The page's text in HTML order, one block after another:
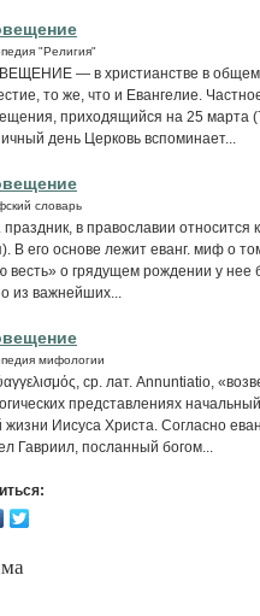
"Религия"
— в христианстве в общем
то же, что и Евангелие.
приходящийся на 25 марта
день Церковь вспоминает...
словарь
праздник, в православии
В его основе лежит еванг. миф о
весть» о грядущем рождении у
из важнейших...
мифологии
ср. лат. Annuntiatio,
представлениях
жизни Иисуса Христа. Согласно
Гавриил, посланный богом...